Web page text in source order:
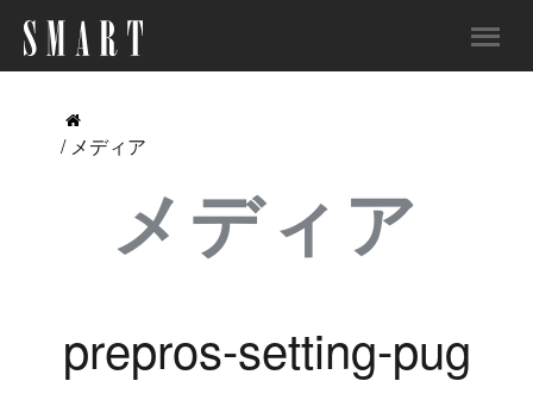
/ メディア
メディア
prepros-setting-pug